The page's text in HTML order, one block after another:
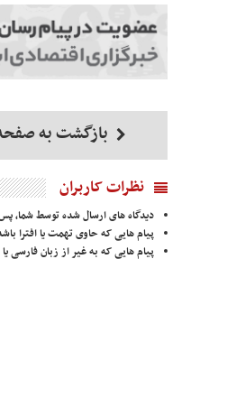
بازگشت به
نظرات کاربران
دیدگاه های ارسال شده توسط شما،
پیام هایی که حاوی تهمت یا افترا
پیام هایی که به غیر از زبان فارسی